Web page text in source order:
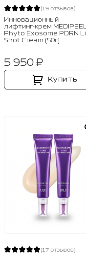
(19 отзывов)
Инновационный
лифтинг‑крем
Phyto Exosome PDRN
Shot Cream (50г)
5 950 ₽
Купить
(17 отзывов)